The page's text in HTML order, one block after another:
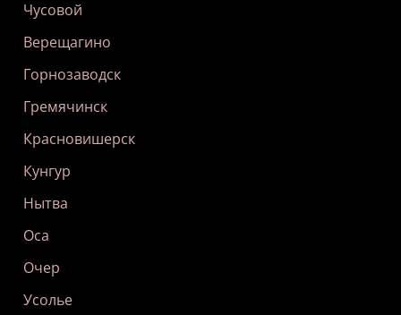
Чусовой
Верещагино
Горнозаводск
Гремячинск
Красновишерск
Кунгур
Нытва
Оса
Очер
Усолье